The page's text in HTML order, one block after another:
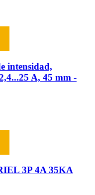
intensidad,
A, 45 mm -
3P 4A 35KA